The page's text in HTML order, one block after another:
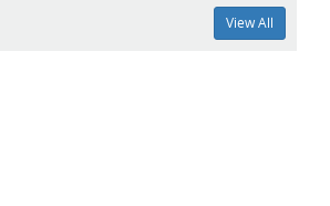
View All